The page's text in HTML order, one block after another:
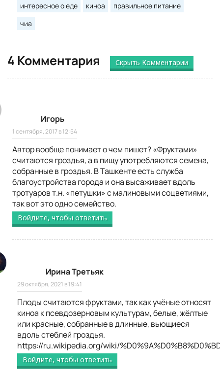
интересное о еде киноа
правильное питание
чиа
4 Комментария Скрыть Комментарии
Игорь
1 сентября, 2017 в 12:54
Автор вообще понимает о чем пишет? «Фруктами»
считаются гроздья, а в пищу употребляются семена,
собранные в гроздья. В Ташкенте есть служба
благоустройства города и она высаживает вдоль
тротуаров т.н. «петушки» с малиновыми соцветиями,
так вот это одно семейство.
Войдите, чтобы ответить
Ирина Третьяк
29 октября, 2021 в 19:41
Плоды считаются фруктами, так как учёные относят
киноа к псевдозерновым культурам, белые, жёлтые
или красные, собранные в длинные, вьющиеся
вдоль стеблей гроздья.
https://ru.wikipedia.org/wiki/
Войдите, чтобы ответить